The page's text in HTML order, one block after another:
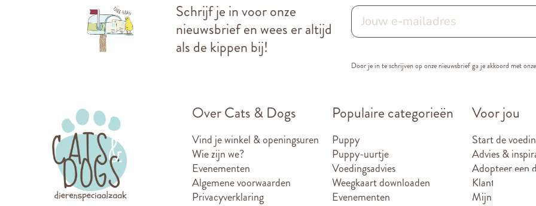
Schrijf je in voor onze
nieuwsbrief en wees er altijd
als de kippen bij!
Door je in te schrijven op onze nieuwsbrief ga je akkoord met
Over Cats & Dogs
Vind je winkel & openingsuren
Wie zijn we?
Evenementen
Algemene voorwaarden
Privacyverklaring
Populaire categorieën
Puppy
Puppy-uurtje
Voedingsadvies
Weegkaart downloaden
Evenementen
Voor jou
Start de
Advies &
Adopteer een
Klantenkaart
Mijn account